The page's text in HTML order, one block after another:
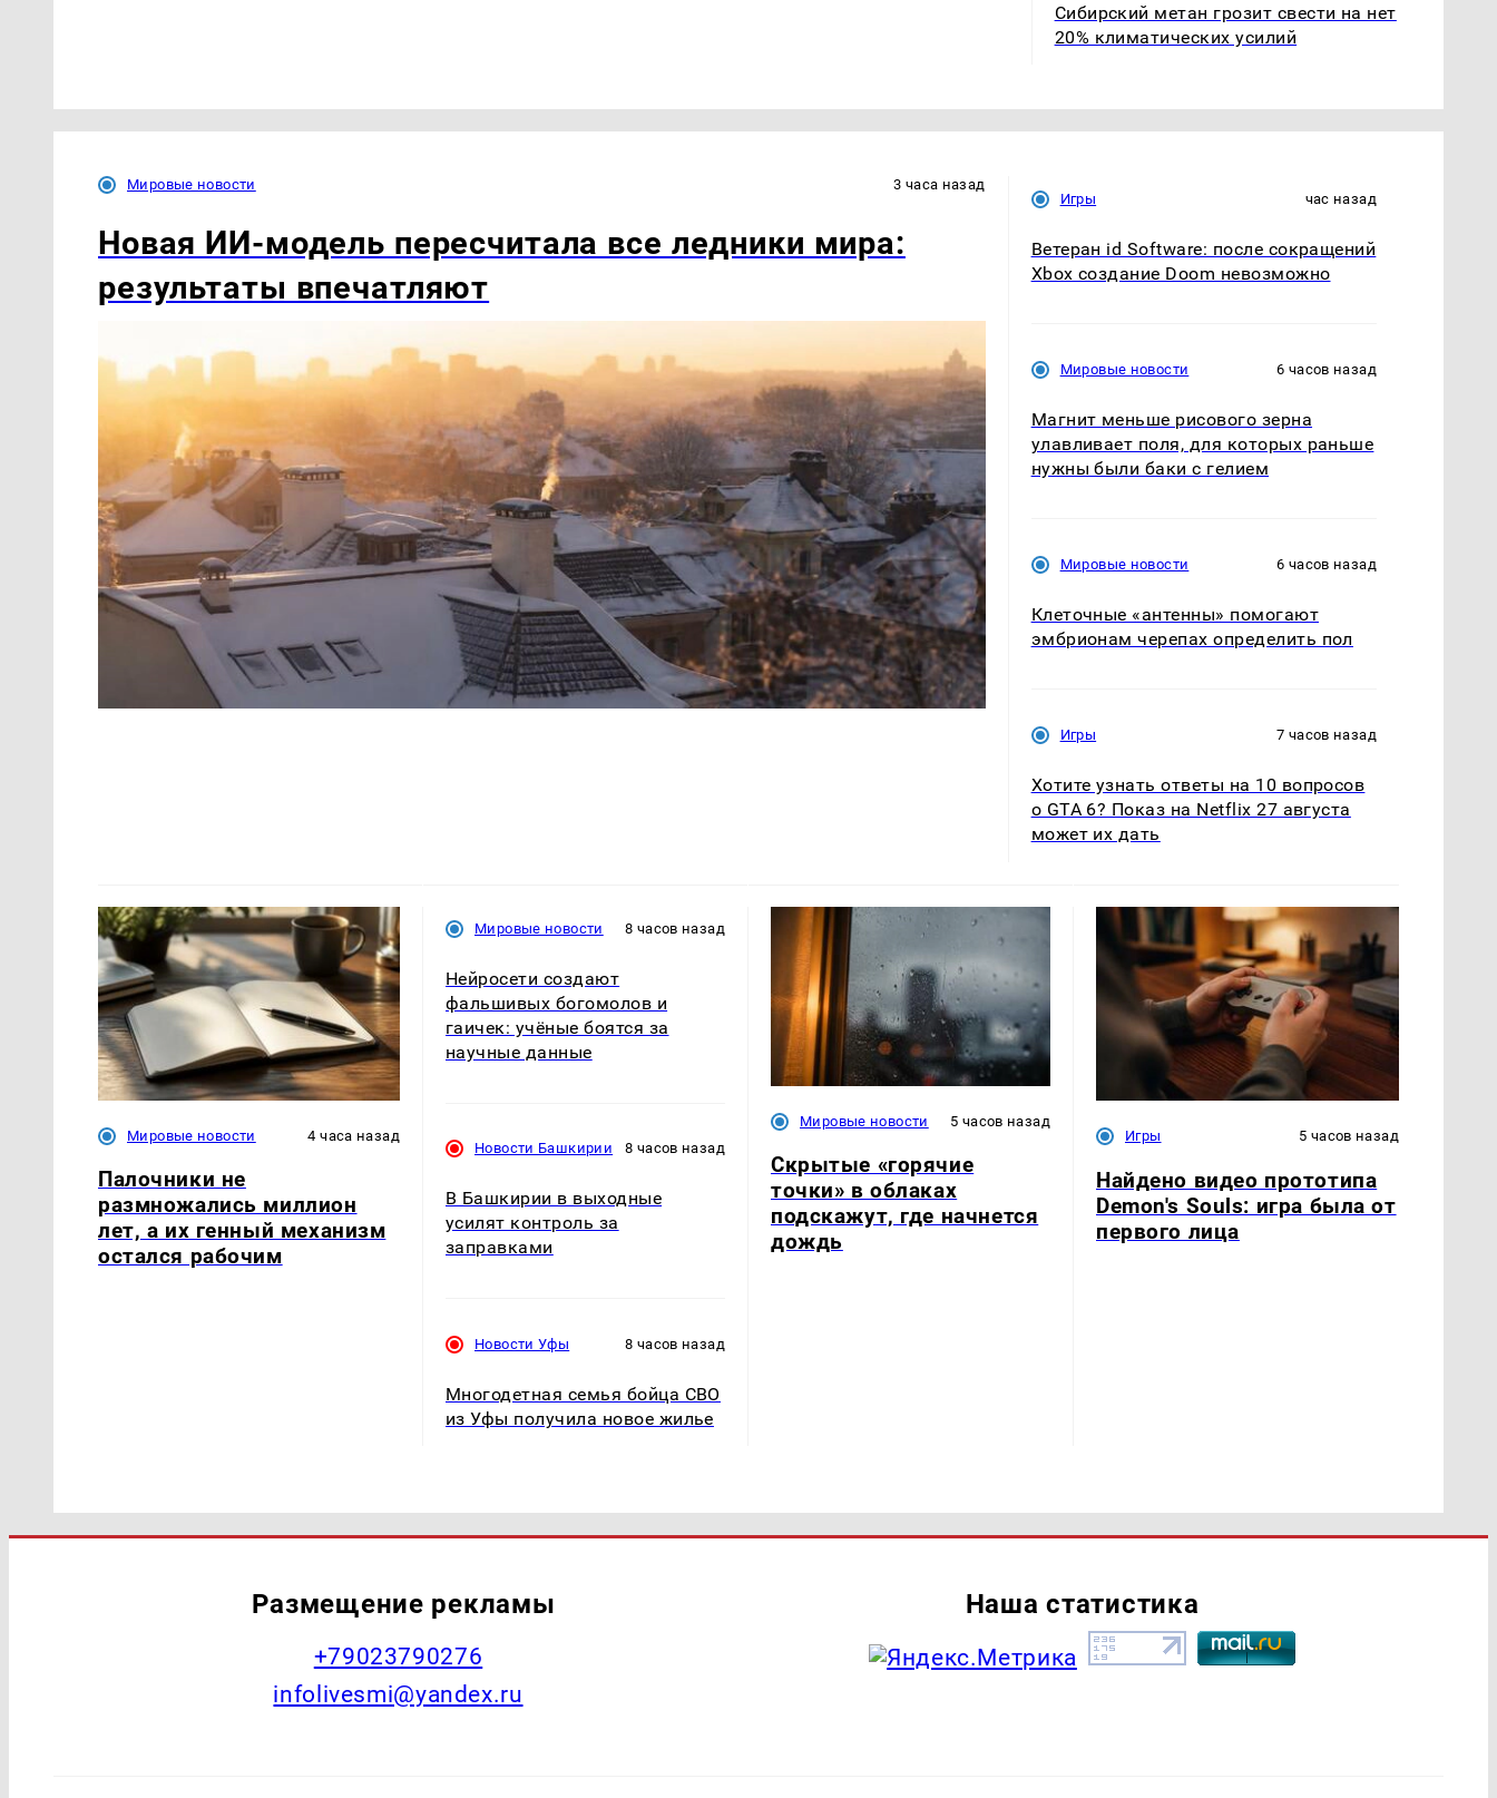
Сибирский метан грозит свести на нет
20% климатических усилий
Мировые новости 3 часа назад
Новая ИИ-модель пересчитала все ледники мира:
результаты впечатляют
Игры час назад
Ветеран id Software: после сокращений
Xbox создание Doom невозможно
Мировые новости 6 часов назад
Магнит меньше рисового зерна
улавливает поля, для которых раньше
нужны были баки с гелием
Мировые новости 6 часов назад
Клеточные «антенны» помогают
эмбрионам черепах определить пол
Игры 7 часов назад
Хотите узнать ответы на 10 вопросов
о GTA 6? Показ на Netflix 27 августа
может их дать
Мировые новости 4 часа назад
Палочники не
размножались миллион
лет, а их генный механизм
остался рабочим
Мировые новости 8 часов назад
Нейросети создают
фальшивых богомолов и
гаичек: учёные боятся за
научные данные
Новости Башкирии 8 часов назад
В Башкирии в выходные
усилят контроль за
заправками
Новости Уфы 8 часов назад
Многодетная семья бойца СВО
из Уфы получила новое жилье
Мировые новости 5 часов назад
Скрытые «горячие
точки» в облаках
подскажут, где начнется
дождь
Игры 5 часов назад
Найдено видео прототипа
Demon's Souls: игра была от
первого лица
Размещение рекламы
+79023790276
infolivesmi@yandex.ru
Наша статистика